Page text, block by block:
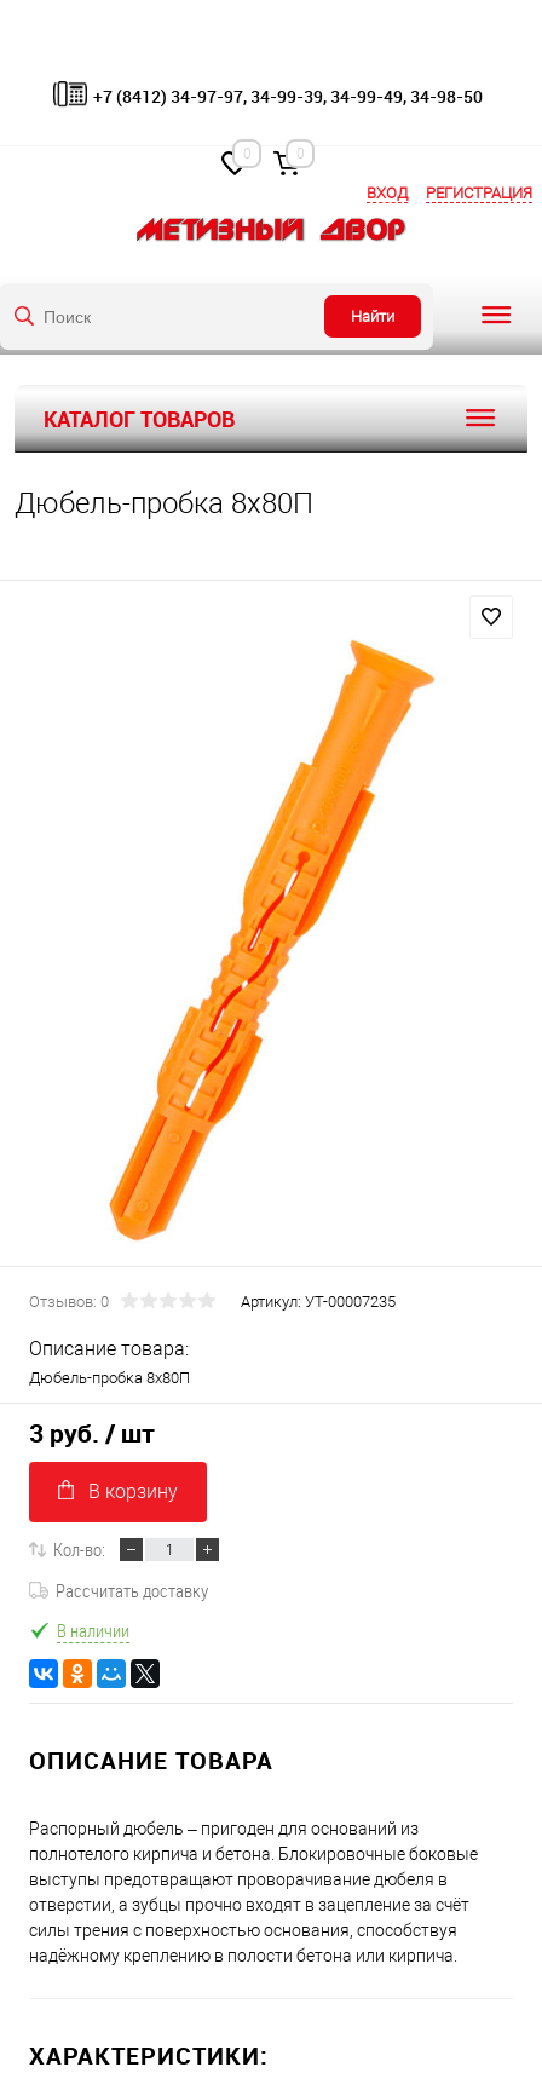
ВХОД РЕГИСТРАЦИЯ
Найти
+7 (8412) 34-97-97, 34-99-39, 34-99-49, 34-98-50
0 0
КАТАЛОГ ТОВАРОВ
Дюбель-пробка 8х80П
Отзывов: 0 Артикул: УТ-00007235
Описание товара:
Дюбель-пробка 8х80П
3 руб. / шт
В корзину
Кол-во:
Рассчитать доставку
В наличии
ОПИСАНИЕ ТОВАРА
Распорный дюбель – пригоден для оснований из
полнотелого кирпича и бетона. Блокировочные боковые
выступы предотвращают проворачивание дюбеля в
отверстии, а зубцы прочно входят в зацепление за счёт
силы трения с поверхностью основания, способствуя
надёжному креплению в полости бетона или кирпича.
ХАРАКТЕРИСТИКИ: